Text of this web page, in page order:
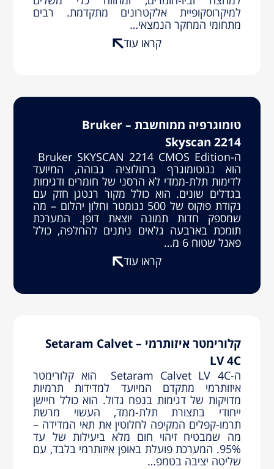
למיקרוסקופיית אלקטרונים מתקדמת. רבים
מתחומי המחקר הנמצאי…
קראו עוד
טומוגרפיה ממוחשבת – Bruker
Skyscan 2214
הוא ננוטומוגרף ברזולוציה גבוהה, המיועד
לדימות תלת-ממדי לא הרסני של חומרים ודגימות
בגדלים שונים. הוא כולל מקור רנטגן חזק עם
נקודת פוקוס של 500 ננומטר וחלון יהלום – מה
שמספק חדות תמונה יוצאת דופן. המערכת
תומכת בארבעה גלאים ניתנים להחלפה, כולל
פאנל שטוח 6 מ…
קראו עוד
קלורימטר איזותרמי – Setaram Calvet
LV 4C
ה-Setaram Calvet LV 4C הוא קלורימטר
איזותרמי מתקדם המיועד למדידות תרמיות
מדויקות של דגימות בנפח גדול. הוא כולל חיישן
ייחודי בתצורת תלת-ממד, העשוי מרשת
תרמו-קפלים המקיפה לחלוטין את תאי המדידה –
מה שמבטיח זיהוי חום מלא ביעילות של עד
95%. המערכת פועלת באופן איזותרמי בלבד, עם
שליטה יציבה בטמפ…